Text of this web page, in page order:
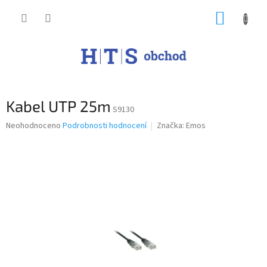
Kabel UTP 25m S9130
Průměrné
Neohodnoceno Podrobnosti hodnocení Značka: Emos